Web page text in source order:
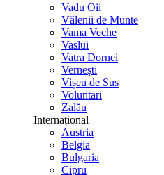
Vadu Oii
Vălenii de Munte
Vama Veche
Vaslui
Vatra Dornei
Vernești
Vișeu de Sus
Voluntari
Zalău
Internațional
Austria
Belgia
Bulgaria
Cipru